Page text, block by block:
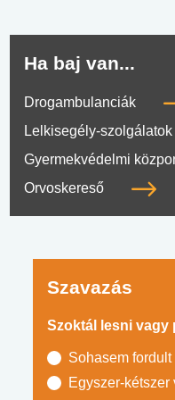
Ha baj van...
Drogambulanciák
Lelkisegély-szolgálatok
Gyermekvédelmi
Orvoskereső
Szavazás
Szoktál lesni vagy
Sohasem fordult
Egyszer-kétszer